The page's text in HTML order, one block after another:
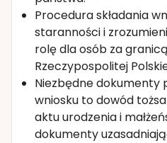
Procedura składania
staranności i
rolę dla osób za
Rzeczypospolitej
Niezbędne dokumenty
wniosku to dowód
aktu urodzenia i
dokumenty